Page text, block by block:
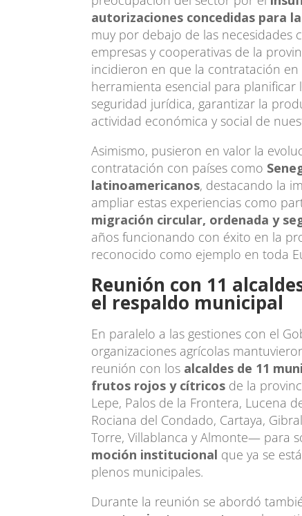
autorizaciones concedidas para
muy por debajo de las necesidades
empresas y cooperativas de la
incidieron en que la contratación en
herramienta esencial para planificar
seguridad jurídica, garantizar la
actividad económica y social de
Asimismo, pusieron en valor la
contratación con países como
latinoamericanos, destacando la
ampliar estas experiencias como
migración circular, ordenada y
años funcionando con éxito en la
reconocido como ejemplo en toda
Reunión con 11
el respaldo municipal
En paralelo a las gestiones con el
organizaciones agrícolas
reunión con los alcaldes de 11
frutos rojos y cítricos de la
Lepe, Palos de la Frontera, Lucena
Rociana del Condado, Cartaya,
Torre, Villablanca y Almonte— para
moción institucional que ya se
plenos municipales.
Durante la reunión se abordó